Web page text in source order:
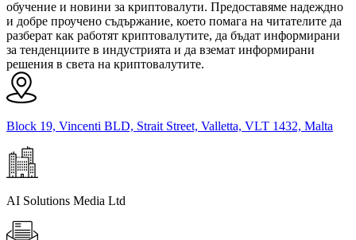
обучение и новини за криптовалути. Предоставяме надеждно
и добре проучено съдържание, което помага на читателите да
разберат как работят криптовалутите, да бъдат информирани
за тенденциите в индустрията и да вземат информирани
решения в света на криптовалутите.
Block 19, Vincenti BLD, Strait Street, Valletta, VLT 1432, Malta
AI Solutions Media Ltd